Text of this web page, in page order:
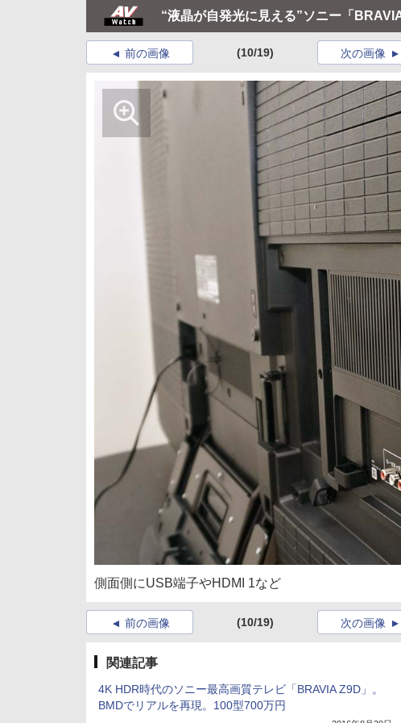
“液晶が自発光に見える”ソニー「
前の画像 (10/19) 次の画像
側面側にUSB端子やHDMI 1など
前の画像 (10/19) 次の画像
関連記事
4K HDR時代のソニー最高画質テレビ「BRAVIA Z9D」。
BMDでリアルを再現。100型700万円